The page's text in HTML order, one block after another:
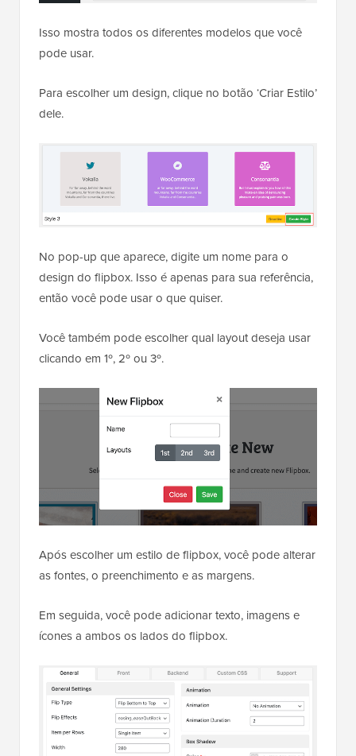
Isso mostra todos os diferentes modelos que você
pode usar.
Para escolher um design, clique no botão ‘Criar Estilo’
dele.
No pop-up que aparece, digite um nome para o
design do flipbox. Isso é apenas para sua referência,
então você pode usar o que quiser.
Você também pode escolher qual layout deseja usar
clicando em 1º, 2º ou 3º.
Após escolher um estilo de flipbox, você pode alterar
as fontes, o preenchimento e as margens.
Em seguida, você pode adicionar texto, imagens e
ícones a ambos os lados do flipbox.